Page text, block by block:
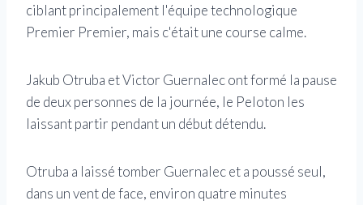
ciblant principalement l'équipe technologique
Premier Premier, mais c'était une course calme.
Jakub Otruba et Victor Guernalec ont formé la pause
de deux personnes de la journée, le Peloton les
laissant partir pendant un début détendu.
Otruba a laissé tomber Guernalec et a poussé seul,
dans un vent de face, environ quatre minutes